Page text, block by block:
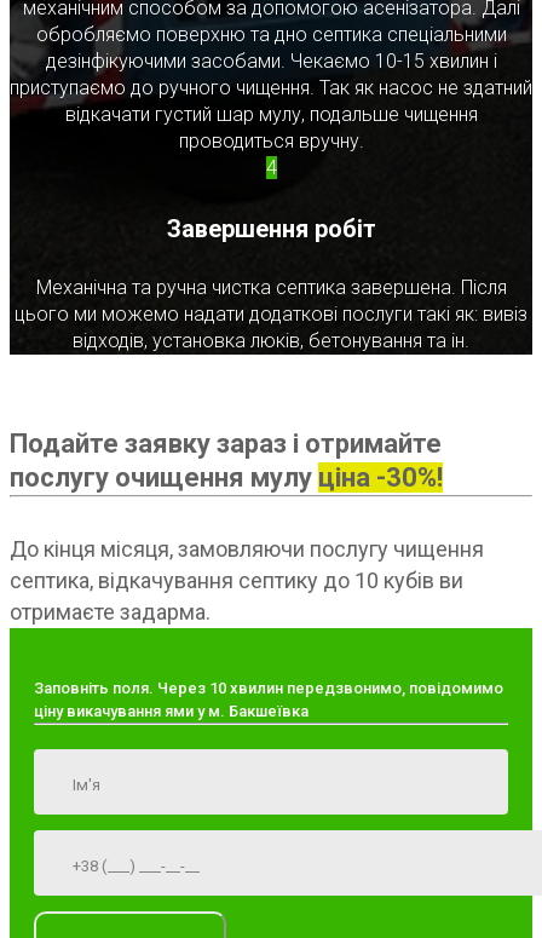
механічним способом за допомогою асенізатора. Далі
обробляємо поверхню та дно септика спеціальними
дезінфікуючими засобами. Чекаємо 10-15 хвилин і
приступаємо до ручного чищення. Так як насос не здатний
відкачати густий шар мулу, подальше чищення
проводиться вручну.
4
Завершення робіт
Механічна та ручна чистка септика завершена. Після
цього ми можемо надати додаткові послуги такі як: вивіз
відходів, установка люків, бетонування та ін.
Подайте заявку зараз і отримайте
послугу очищення мулу ціна -30%!
До кінця місяця, замовляючи послугу чищення
септика, відкачування септику до 10 кубів ви
отримаєте задарма.
Заповніть поля. Через 10 хвилин передзвонимо, повідомимо
ціну викачування ями у м. Бакшеївка